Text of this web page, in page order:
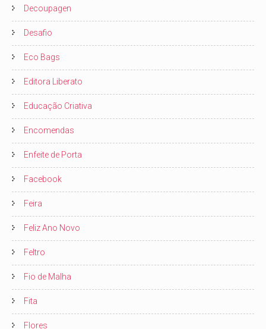
Decoupagen
Desafio
Eco Bags
Editora Liberato
Educação Criativa
Encomendas
Enfeite de Porta
Facebook
Feira
Feliz Ano Novo
Feltro
Fio de Malha
Fita
Flores